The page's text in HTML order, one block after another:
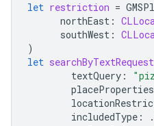
let restriction =
northEast :
southWest :
)
let searchByTextRequest
textQuery :
placeProperties
includedType : .